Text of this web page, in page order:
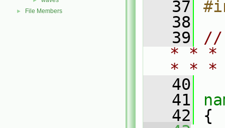
► File Members
   37
   38
   39
//
* * *
* *
   40
   41
   42
{